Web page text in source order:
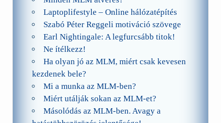
Laptoplifestyle – Online hálózatépítés
Szabó Péter Reggeli motiváció szövege
Earl Nightingale: A legfurcsább titok!
Ne ítélkezz!
Ha olyan jó az MLM, miért csak kevesen
kezdenek bele?
Mi a munka az MLM-ben?
Miért utálják sokan az MLM-et?
Másolódás az MLM-ben. Avagy a